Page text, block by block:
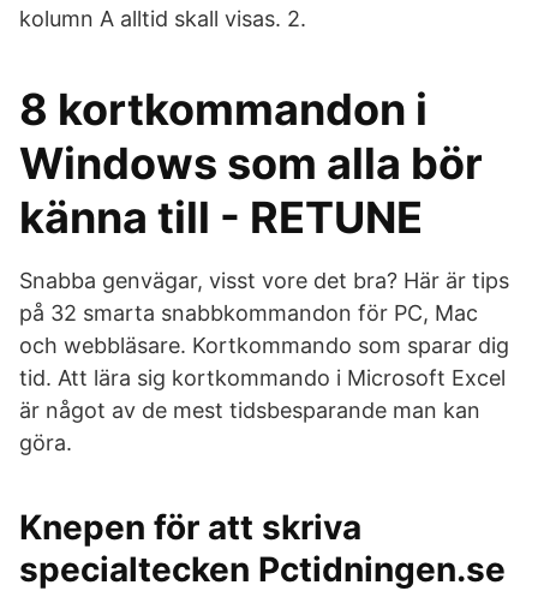
kolumn A alltid skall visas. 2.
8 kortkommandon i
Windows som alla bör
känna till - RETUNE
Snabba genvägar, visst vore det bra? Här är tips
på 32 smarta snabbkommandon för PC, Mac
och webbläsare. Kortkommando som sparar dig
tid. Att lära sig kortkommando i Microsoft Excel
är något av de mest tidsbesparande man kan
göra.
Knepen för att skriva
specialtecken Pctidningen.se